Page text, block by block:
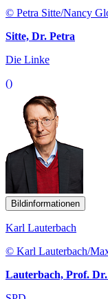
© Petra Sitte/Nancy
Sitte, Dr. Petra
Die Linke
()
Bildinformationen
Karl Lauterbach
© Karl Lauterbach/
Lauterbach, Prof.